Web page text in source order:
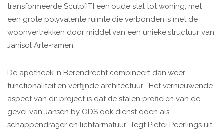
transformeerde Sculp[IT] een oude stal tot woning, met
een grote polyvalente ruimte die verbonden is met de
woonvertrekken door middel van een unieke structuur van
Janisol Arte-ramen.
De apotheek in Berendrecht combineert dan weer
functionaliteit en verfijnde architectuur. “Het vernieuwende
aspect van dit project is dat de stalen profielen van de
gevel van Jansen by ODS ook dienst doen als
schappendrager en lichtarmatuur”, legt Pieter Peerlings uit.